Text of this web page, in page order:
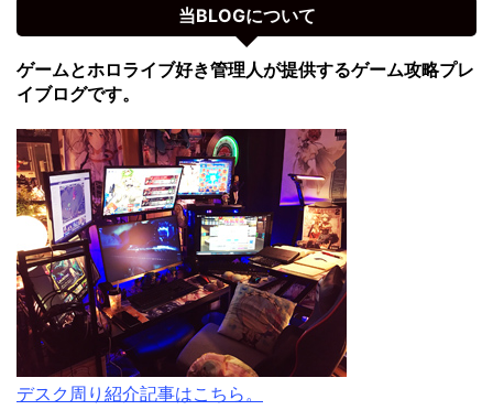
当BLOGについて
ゲームとホロライブ好き管理人が提供するゲーム攻略プレ
イブログです。
デスク周り紹介記事はこちら。